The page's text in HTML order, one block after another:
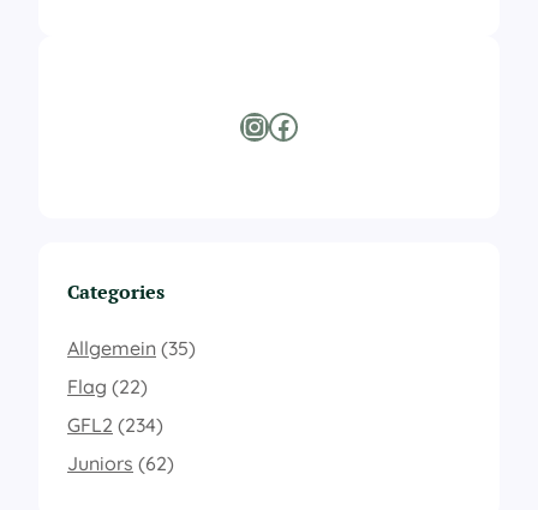
InstagramFacebook
Categories
Allgemein (35)
Flag (22)
GFL2 (234)
Juniors (62)